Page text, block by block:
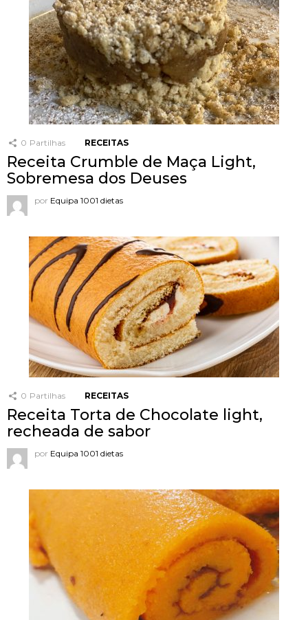
0 Partilhas RECEITAS
Receita Crumble de Maça Light,
Sobremesa dos Deuses
por Equipa 1001 dietas
0 Partilhas RECEITAS
Receita Torta de Chocolate light,
recheada de sabor
por Equipa 1001 dietas